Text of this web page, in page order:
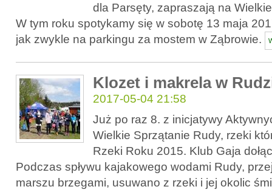
dla Parsęty, zapraszają na
W tym roku spotykamy się w sobotę 13 maja
jak zwykle na parkingu za mostem w Ząbrowie.
Klozet i makrela w
2017-05-04 21:58
Już po raz 8. z inicjatywy
Wielkie Sprzątanie Rudy, rzeki
Rzeki Roku 2015. Klub Gaja
Podczas spływu kajakowego wodami Rudy,
marszu brzegami, usuwano z rzeki i jej okolic